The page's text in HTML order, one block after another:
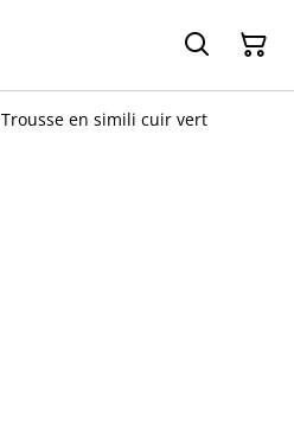
Trousse en simili cuir vert